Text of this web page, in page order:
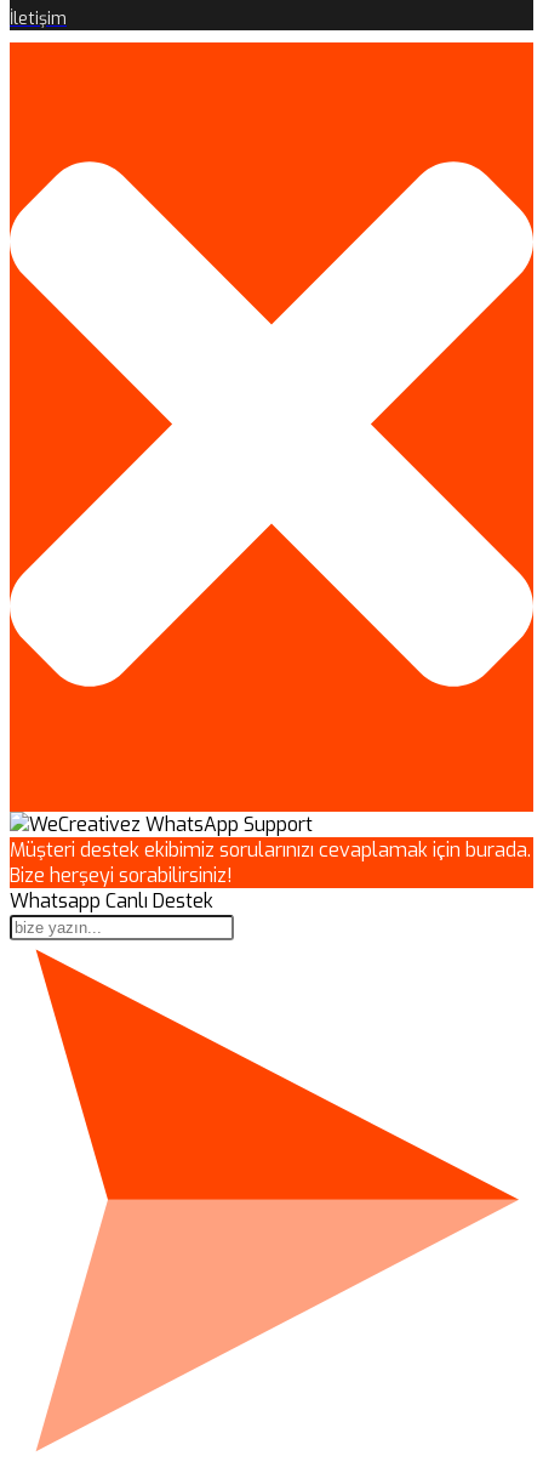
İletişim
Müşteri destek ekibimiz sorularınızı cevaplamak için burada.
Bize herşeyi sorabilirsiniz!
Whatsapp Canlı Destek